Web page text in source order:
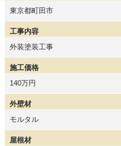
東京都町田市
工事内容
外装塗装工事
施工価格
140万円
外壁材
モルタル
屋根材